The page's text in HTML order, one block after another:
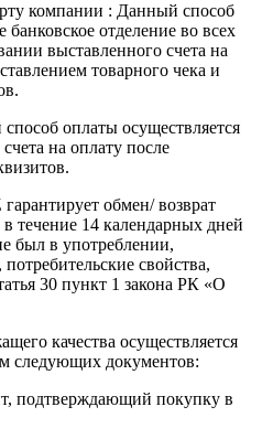
компании : Данный способ
отделение во всех
выставленного счета на
товарного чека и
оплаты осуществляется
на оплату после
обмен/ возврат
течение 14 календарных дней
был в употреблении,
свойства,
30 пункт 1 закона РК «О
качества осуществляется
следующих документов:
подтверждающий покупку в